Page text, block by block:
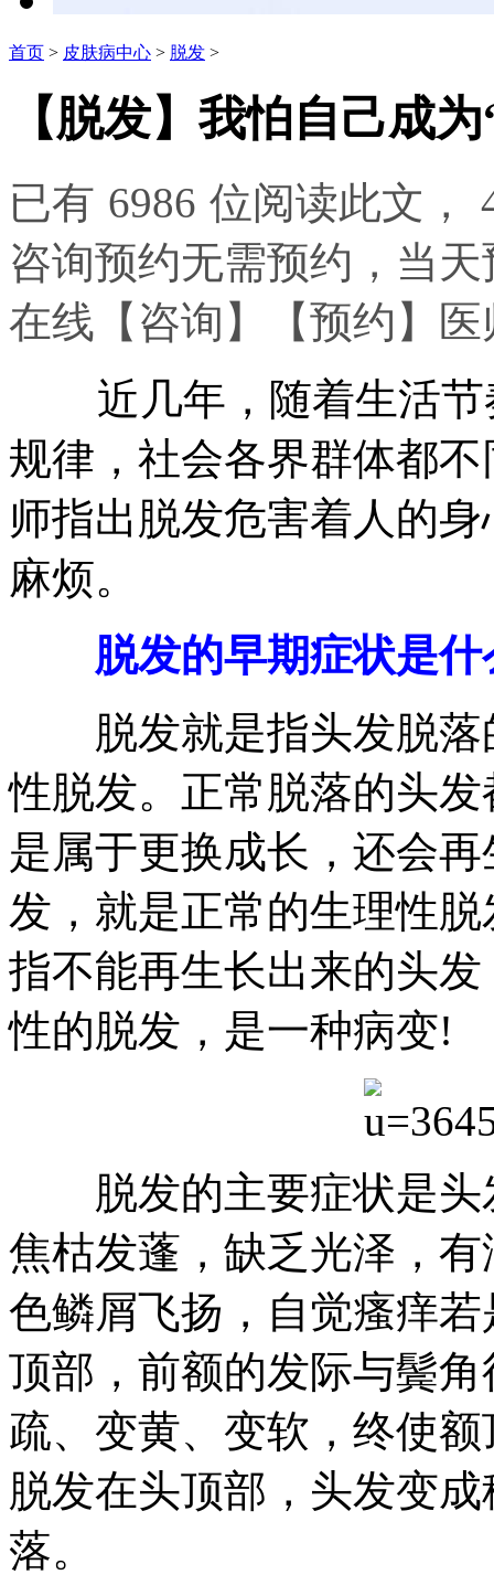
首页 > 皮肤病中心 > 脱发 >
【脱发】我怕自己成
已有 6986 位阅读此文，
咨询预约无需预约，当
在线 【咨询】 【预约】
近几年，随着生活节
规律，社会各界群体都
师指出脱发危害着人的
麻烦。
脱发的早期症状是什
脱发就是指头发脱落
性脱发。正常脱落的头
是属于更换成长，还会
发，就是正常的生理性
指不能再生长出来的头
性的脱发，是一种病变!
脱发的主要症状是头
焦枯发蓬，缺乏光泽，
色鳞屑飞扬，自觉瘙痒
顶部，前额的发际与鬓
疏、变黄、变软，终使
脱发在头顶部，头发变
落。